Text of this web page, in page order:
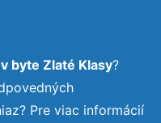
byte Zlaté Klasy?
Pre viac informácií